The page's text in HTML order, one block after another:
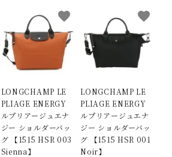
LONGCHAMP LE
PLIAGE ENERGY
ルプリアージュエナ
ジー ショルダーバッ
グ 【1515 HSR 003
Sienna】
favorite
LONGCHAMP LE
PLIAGE ENERGY
ルプリアージュエナ
ジー ショルダーバッ
グ 【1515 HSR 001
Noir】
favorite